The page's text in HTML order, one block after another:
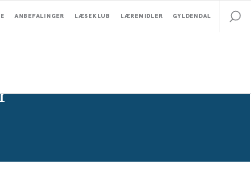
ANBEFALINGER LÆSEKLUB LÆREMIDLER GYLDENDAL